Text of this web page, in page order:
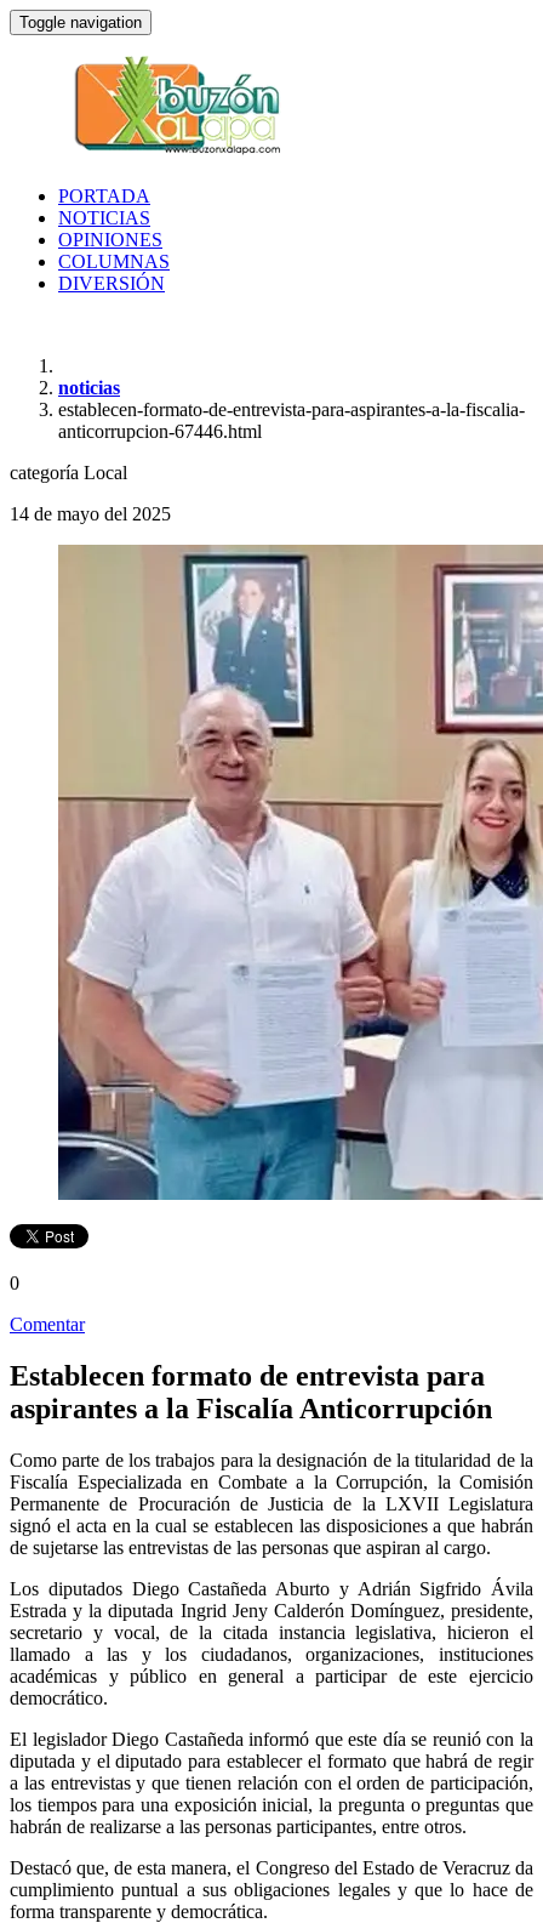
Toggle navigation
PORTADA
NOTICIAS
OPINIONES
COLUMNAS
DIVERSIÓN
noticias
establecen-formato-de-entrevista-para-aspirantes-a-la-fiscalia-
anticorrupcion-67446.html
categoría Local
14 de mayo del 2025
0
Comentar
Establecen formato de entrevista para
aspirantes a la Fiscalía Anticorrupción
Como parte de los trabajos para la designación de la titularidad de la
Fiscalía Especializada en Combate a la Corrupción, la Comisión
Permanente de Procuración de Justicia de la LXVII Legislatura
signó el acta en la cual se establecen las disposiciones a que habrán
de sujetarse las entrevistas de las personas que aspiran al cargo.
Los diputados Diego Castañeda Aburto y Adrián Sigfrido Ávila
Estrada y la diputada Ingrid Jeny Calderón Domínguez, presidente,
secretario y vocal, de la citada instancia legislativa, hicieron el
llamado a las y los ciudadanos, organizaciones, instituciones
académicas y público en general a participar de este ejercicio
democrático.
El legislador Diego Castañeda informó que este día se reunió con la
diputada y el diputado para establecer el formato que habrá de regir
a las entrevistas y que tienen relación con el orden de participación,
los tiempos para una exposición inicial, la pregunta o preguntas que
habrán de realizarse a las personas participantes, entre otros.
Destacó que, de esta manera, el Congreso del Estado de Veracruz da
cumplimiento puntual a sus obligaciones legales y que lo hace de
forma transparente y democrática.